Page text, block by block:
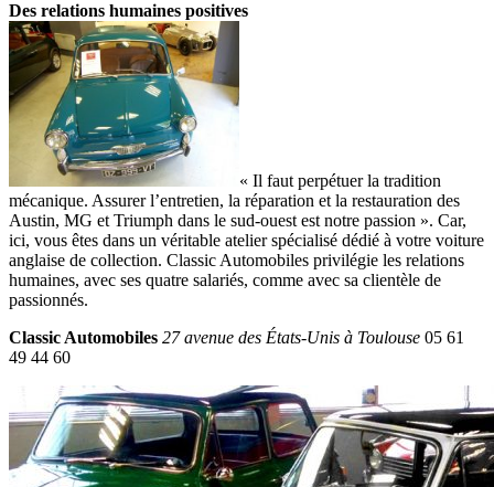
Des relations humaines positives
« Il faut perpétuer la tradition
mécanique. Assurer l’entretien, la réparation et la restauration des
Austin, MG et Triumph dans le sud-ouest est notre passion ». Car,
ici, vous êtes dans un véritable atelier spécialisé dédié à votre voiture
anglaise de collection. Classic Automobiles privilégie les relations
humaines, avec ses quatre salariés, comme avec sa clientèle de
passionnés.
Classic Automobiles 27 avenue des États-Unis à Toulouse 05 61
49 44 60